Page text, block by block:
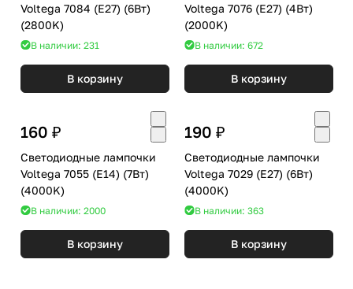
Voltega 7084 (E27) (6Вт)
(2800K)
В наличии: 231
В корзину
Voltega 7076 (E27) (4Вт)
(2000K)
В наличии: 672
В корзину
160 ₽
Светодиодные лампочки
Voltega 7055 (E14) (7Вт)
(4000K)
В наличии: 2000
В корзину
190 ₽
Светодиодные лампочки
Voltega 7029 (E27) (6Вт)
(4000K)
В наличии: 363
В корзину